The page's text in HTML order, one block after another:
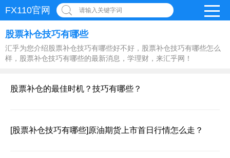
FX110官网 请输入关键字词
股票补仓技巧有哪些
汇乎为您介绍股票补仓技巧有哪些好不好，股票补仓技巧有哪些怎么
样，股票补仓技巧有哪些的最新消息，学理财，来汇乎网！
股票补仓的最佳时机？技巧有哪些？
[股票补仓技巧有哪些] 原油期货上市首日行情怎么走？